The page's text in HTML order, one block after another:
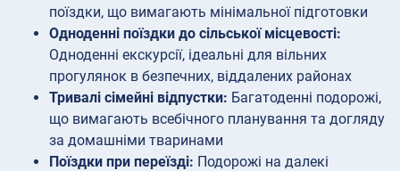
поїздки, що вимагають мінімальної підготовки
Одноденні поїздки до сільської місцевості:
Одноденні екскурсії, ідеальні для вільних
прогулянок в безпечних, віддалених районах
Тривалі сімейні відпустки: Багатоденні подорожі,
що вимагають всебічного планування та догляду
за домашніми тваринами
Поїздки при переїзді: Подорожі на далекі